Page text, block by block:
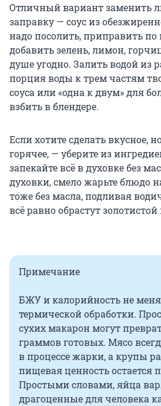
Отличный вариант заменить
заправку — соус из
надо посолить, приправить по
добавить зелень, лимон,
душе угодно. Залить водой из
порция воды к трем частям
соуса или «одна к двум» для
взбить в блендере.
Если хотите сделать вкусное,
горячее, — уберите из
запекайте всё в духовке без
духовки, смело жарьте блюдо
тоже без масла, подливая
всё равно обрастут
Примечание
БЖУ и калорийность не
термической обработки.
сухих макарон могут
граммов готовых. Мясо
в процессе жарки, а крупы
пищевая ценность остается
Простыми словами, яйца
драгоценные для человека